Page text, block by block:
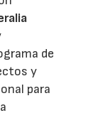
de
y
para